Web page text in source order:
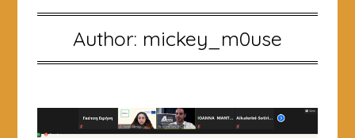
Author: mickey_m0use